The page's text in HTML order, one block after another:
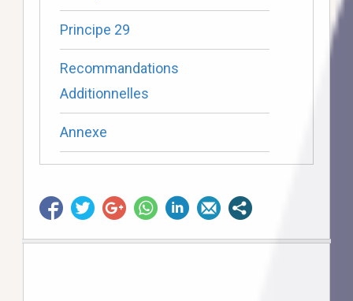
Principe 29
Recommandations
Additionnelles
Annexe